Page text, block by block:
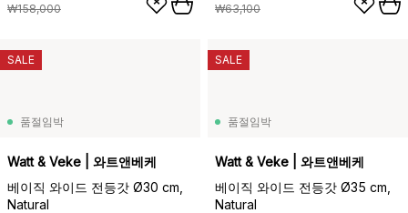
₩158,000 ₩63,100
품절임박
Watt & Veke | 와트앤베케
베이직 와이드 전등갓 Ø30 cm,
Natural
SALE
품절임박
Watt & Veke | 와트앤베케
베이직 와이드 전등갓 Ø35 cm,
Natural
SALE